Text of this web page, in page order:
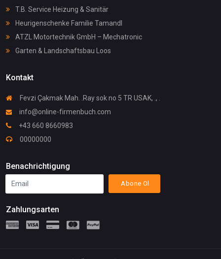
T.B. Service Heizung & Sanitär
Heurigenschenke Familie Tamandl
ATZL Motortechnik GmbH – Mechatronic
Garten & Landschaftsbau Loos
Kontakt
Fevzi Çakmak Mah. .Ray sok no 5 TR USAK, ., .
info@online-firmenbuch.com
+43 660 8660983
00000000
Benachrichtigung
Abone Ol
Zahlungsarten